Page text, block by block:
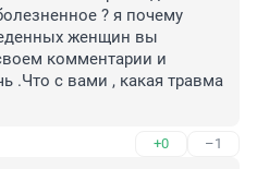
? я почему
женщин вы
комментарии и
.Что с вами , какая травма
+0 –1